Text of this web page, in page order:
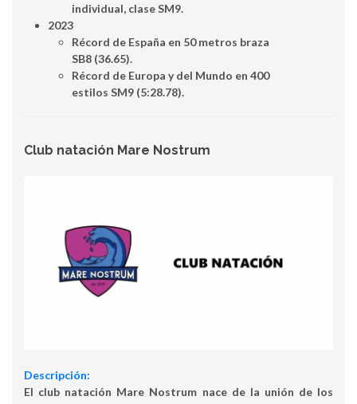
individual, clase SM9.
2023
Récord de España en 50 metros braza
SB8 (36.65).
Récord de Europa y del Mundo en 400
estilos SM9 (5:28.78).
Club natación Mare Nostrum
Descripción:
El club natación Mare Nostrum nace de la unión de los